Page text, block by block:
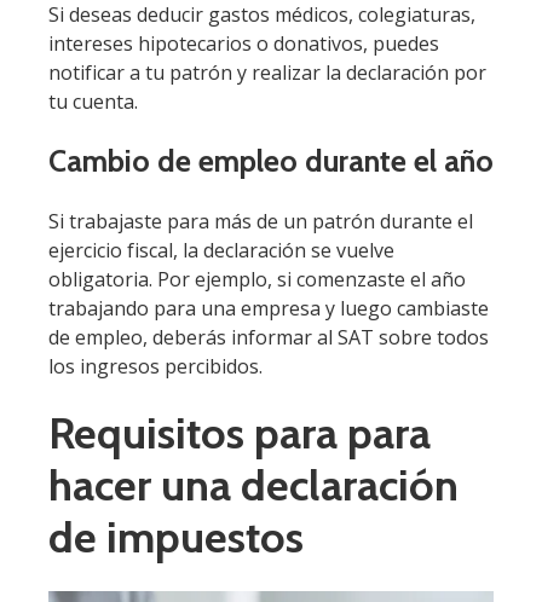
Si deseas deducir gastos médicos, colegiaturas,
intereses hipotecarios o donativos, puedes
notificar a tu patrón y realizar la declaración por
tu cuenta.
Cambio de empleo durante el año
Si trabajaste para más de un patrón durante el
ejercicio fiscal, la declaración se vuelve
obligatoria. Por ejemplo, si comenzaste el año
trabajando para una empresa y luego cambiaste
de empleo, deberás informar al SAT sobre todos
los ingresos percibidos.
Requisitos para para
hacer una declaración
de impuestos